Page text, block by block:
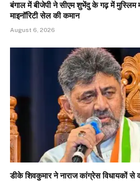
बंगाल में बीजेपी ने सीएम शुभेंदु के गढ़ में मुस्लिम
माइनॉरिटी सेल की कमान
August 6, 2026
डीके शिवकुमार ने नाराज कांग्रेस विधायकों से